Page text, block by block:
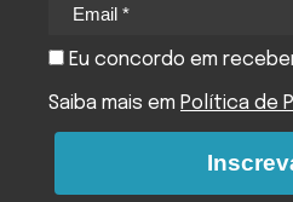
Eu concordo em
Saiba mais em Política de